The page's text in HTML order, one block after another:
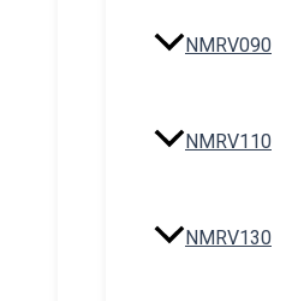
NMRV090
NMRV110
NMRV130